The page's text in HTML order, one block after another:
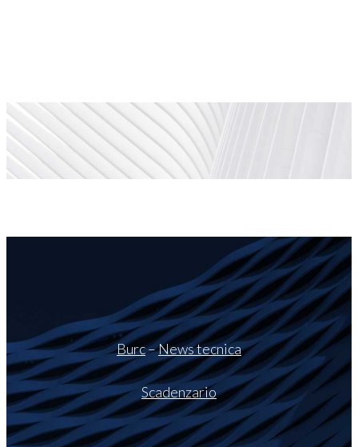
Burc–News tecnica
Scadenzario